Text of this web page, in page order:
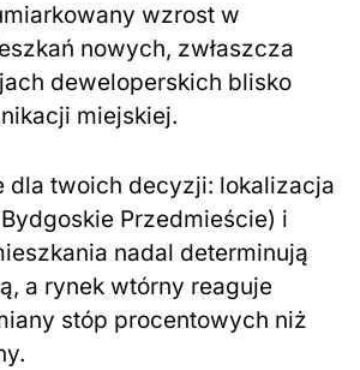
wzrost w
nowych, zwłaszcza
deweloperskich blisko
miejskiej.
dla twoich decyzji: lokalizacja
Przedmieście) i
nadal determinują
a rynek wtórny reaguje
stóp procentowych niż